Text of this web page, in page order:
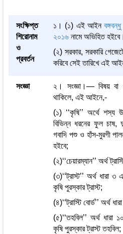
সংক্ষিপ্ত
শিরোনাম
ও
প্রবর্তন
১। (১) এই আইন
২০১৬ নামে অভিহিত হইবে।
(২) সরকার, সরকারি গেজেটে
করিবে সেই তারিখে এই
সংজ্ঞা
২। সংজ্ঞা।― বিষয় বা
থাকিলে, এই আইনে,-
(১) ‘‘কৃষি’’ অর্থে
বিভিন্ন ধরনের ফুল চাষ,
গবাদি পশু ও হাঁস-মুরগী
হইবে;
(২)‘‘চেয়ারম্যান’’ অর্থ
(৩)‘‘ট্রাস্ট’’ অর্থ ধারা
কৃষি পুরস্কার ট্রাস্ট;
(৪)‘‘ট্রাস্টি বোর্ড’’ অর্থ
(৫)‘‘তহবিল’’ অর্থ ধারা
কৃষি পুরস্কার ট্রাস্ট তহবিল;